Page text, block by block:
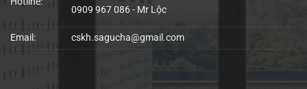
0909 967 086 - Mr Lộc
Email: cskh.sagucha@gmail.com